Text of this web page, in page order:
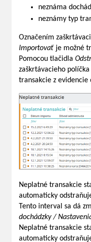
neznáma
neznámy typ
Označením
Importovať je možné
Pomocou tlačidla
zaškrtávacieho
transakcie z evidencie
Neplatné transakcie
automaticky
Tento interval sa dá
dochádzky /
Neplatné transakcie
automaticky